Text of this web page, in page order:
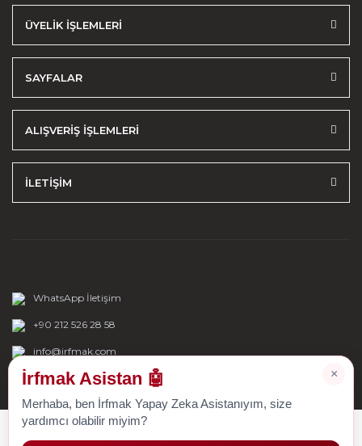
ÜYELİK İŞLEMLERİ
SAYFALAR
ALIŞVERİŞ İŞLEMLERİ
İLETİŞİM
WhatsApp İletişim
+90 212 526 28 58
info@irfmak.com
×
İrfmak Asistan 🤖
Merhaba, ben İrfmak Yapay Zeka Asistanıyım, size
yardımcı olabilir miyim?